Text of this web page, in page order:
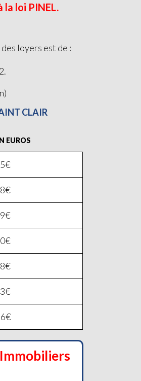
la loi PINEL.
loyers est de :
CLAIR
EUROS